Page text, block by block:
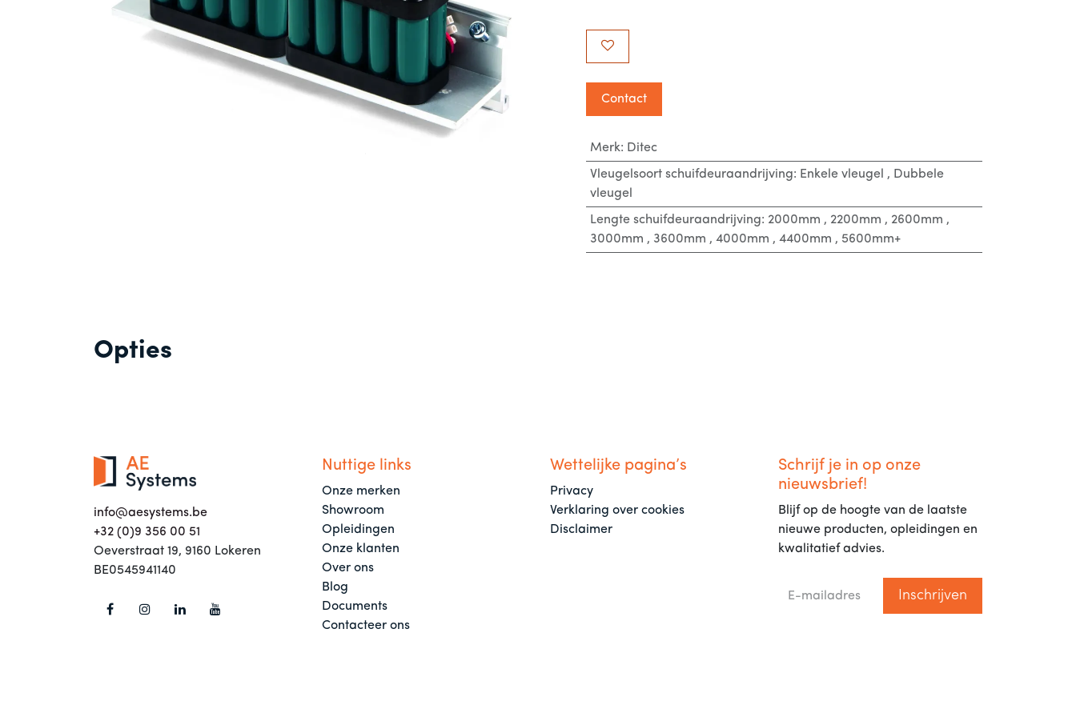
Contact
Merk: Ditec
Vleugelsoort schuifdeuraandrijving: Enkele vleugel , Dubbele
vleugel
Lengte schuifdeuraandrijving: 2000mm , 2200mm , 2600mm ,
3000mm , 3600mm , 4000mm , 4400mm , 5600mm+
Opties
info@aesystems.be
+32 (0)9 356 00 51
Oeverstraat 19, 9160 Lokeren
BE0545941140
Nuttige links
Onze merken
Showroom
Opleidingen
Onze klanten
Over ons
Blog
Documents
Contacteer ons
Wettelijke pagina’s
Privacy
Verklaring over cookies
Disclaimer
Schrijf je in op onze
nieuwsbrief!
Blijf op de hoogte van de laatste
nieuwe producten, opleidingen en
kwalitatief advies.
Inschrijven